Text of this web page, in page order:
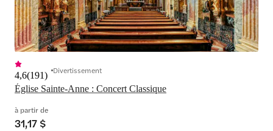
Église Sainte-Anne : Concert Classique
4,6(191) Divertissement
à partir de
31,17 $